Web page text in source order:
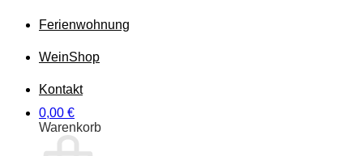
Ferienwohnung
WeinShop
Kontakt
0,00 €
Warenkorb